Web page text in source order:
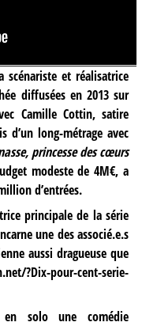
scénariste et réalisatrice
diffusées en 2013 sur
Camille Cottin, satire
d’un long-métrage avec
princesse des cœurs
modeste de 4M€, a
d’entrées.
principale de la série
une des associé.e.s
aussi dragueuse que
?Dix-pour-cent-serie-
solo une comédie